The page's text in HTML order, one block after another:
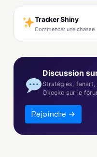
Tracker Shiny
Commencer une chasse
Discussion
Stratégies,
Okeoke sur le
Rejoindre →